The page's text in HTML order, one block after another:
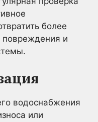
более
повреждения и
водоснабжения
или